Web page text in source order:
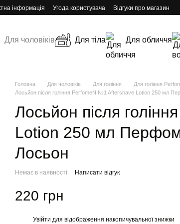
інформація Угода користувача Відгуки про магазин
Для чоловіків Для тіла Для обличчя
Головна Для чоловіків Для гоління
Для гоління
Лосьйон після гоління PerfomeN №1 Aftershave Lotion 250 мл
Лосьйон після
Lotion 250 мл
Лосьон
Немає в наявності Написати відгук
220 грн
Увійти для відображення накопичувальної знижки